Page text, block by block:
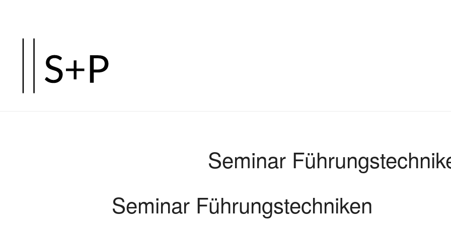
springen
Seminar
Seminar Führungstechniken